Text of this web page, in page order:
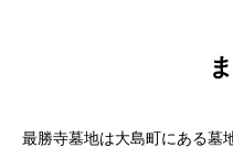
最勝寺墓地は大島町にある墓